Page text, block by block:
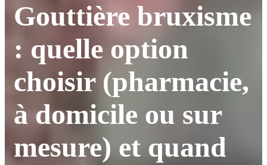
Gouttière bruxisme
: quelle option
choisir (pharmacie,
à domicile ou sur
mesure) et quand